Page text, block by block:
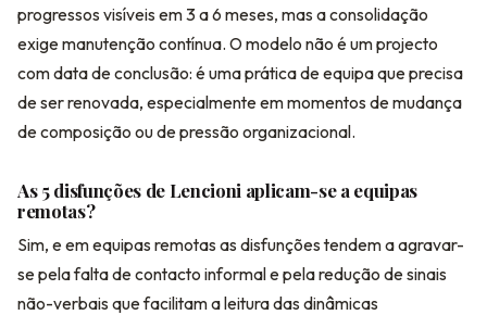
progressos visíveis em 3 a 6 meses, mas a consolidação
exige manutenção contínua. O modelo não é um projecto
com data de conclusão: é uma prática de equipa que precisa
de ser renovada, especialmente em momentos de mudança
de composição ou de pressão organizacional.
As 5 disfunções de Lencioni aplicam-se a equipas
remotas?
Sim, e em equipas remotas as disfunções tendem a agravar-
se pela falta de contacto informal e pela redução de sinais
não-verbais que facilitam a leitura das dinâmicas